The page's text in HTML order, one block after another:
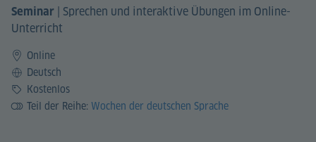
Seminar | Sprechen und interaktive Übungen im Online-
Unterricht
Online
SpracheDeutsch
PreisKostenlos
Teil der Reihe: Wochen der deutschen Sprache